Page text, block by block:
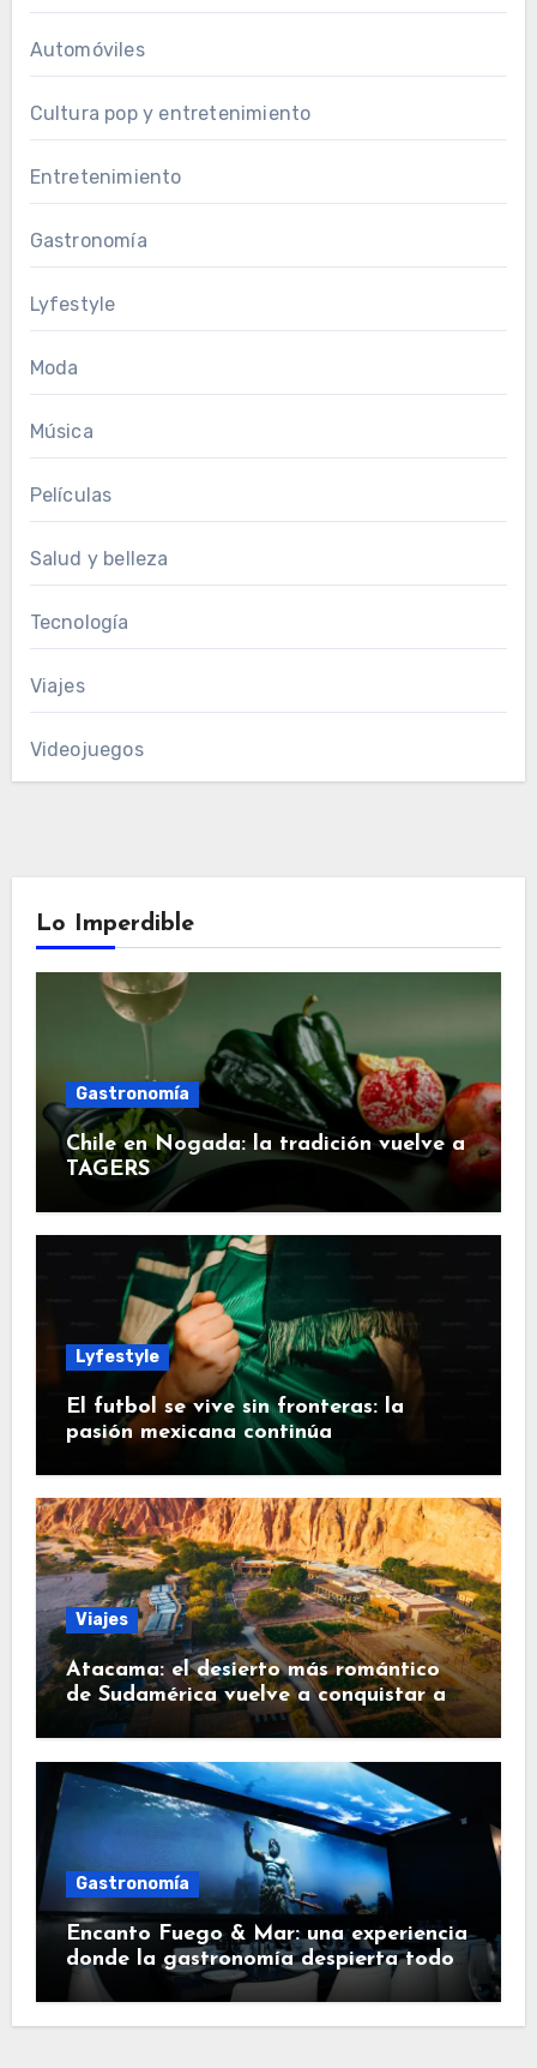
Automóviles
Cultura pop y entretenimiento
Entretenimiento
Gastronomía
Lyfestyle
Moda
Música
Películas
Salud y belleza
Tecnología
Viajes
Videojuegos
Lo Imperdible
Gastronomía
Chile en Nogada: la tradición vuelve a
TAGERS
Lyfestyle
El futbol se vive sin fronteras: la
pasión mexicana continúa
Viajes
Atacama: el desierto más romántico
de Sudamérica vuelve a conquistar a
los viajeros
Gastronomía
Encanto Fuego & Mar: una experiencia
donde la gastronomía despierta todos
los sentidos